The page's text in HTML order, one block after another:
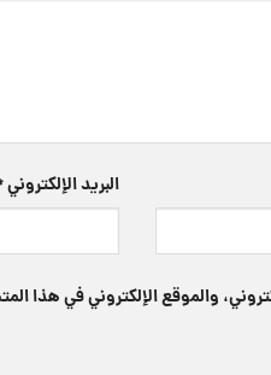
البريد الإلكتروني
والموقع الإلكتروني في هذا